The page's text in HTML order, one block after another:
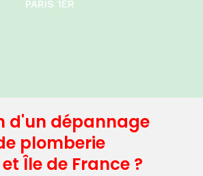
PARIS 1ER
d'un dépannage
plomberie
Île de France ?